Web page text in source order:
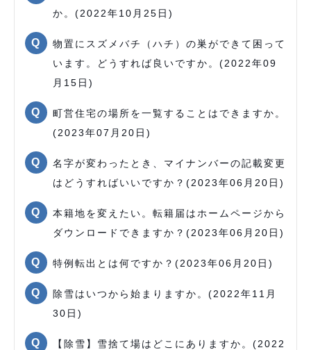
か。(2022年10月25日)
物置にスズメバチ（ハチ）の巣ができて困って
います。どうすれば良いですか。(2022年09
月15日)
町営住宅の場所を一覧することはできますか。
(2023年07月20日)
名字が変わったとき、マイナンバーの記載変更
はどうすればいいですか？(2023年06月20日)
本籍地を変えたい。転籍届はホームページから
ダウンロードできますか？(2023年06月20日)
特例転出とは何ですか？(2023年06月20日)
除雪はいつから始まりますか。(2022年11月
30日)
【除雪】雪捨て場はどこにありますか。(2022